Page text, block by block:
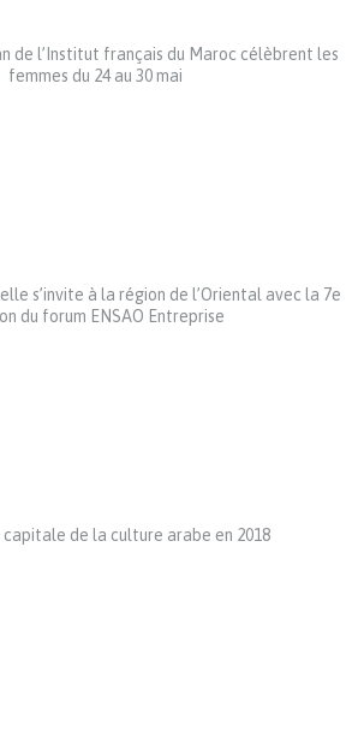
de l’Institut français du Maroc célèbrent les
femmes du 24 au 30 mai
s’invite à la région de l’Oriental avec la 7e
du forum ENSAO Entreprise
capitale de la culture arabe en 2018